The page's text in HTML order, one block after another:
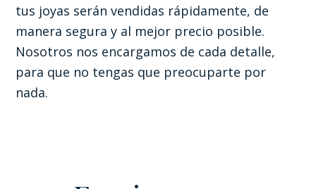
tus joyas serán vendidas rápidamente, de
manera segura y al mejor precio posible.
Nosotros nos encargamos de cada detalle,
para que no tengas que preocuparte por
nada.